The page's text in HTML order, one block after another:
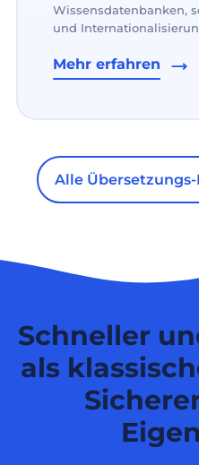
Wissensdatenbanken,
und
Mehr erfahren
Alle
Schneller
als